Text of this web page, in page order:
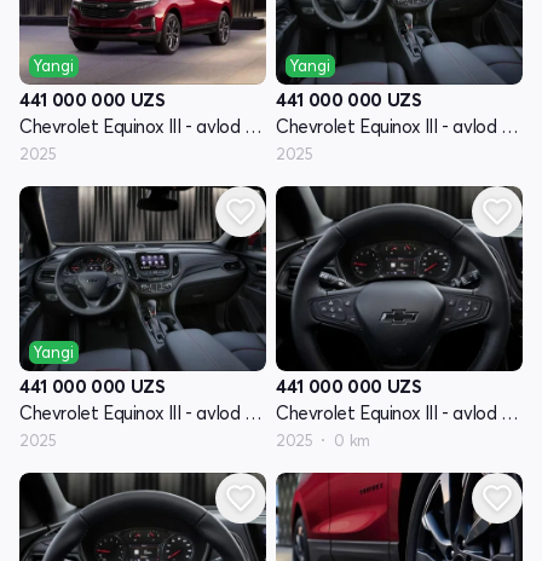
Yangi
441 000 000 UZS
Chevrolet Equinox III - avlod restyling
2025
Yangi
441 000 000 UZS
Chevrolet Equinox III - avlod restyling
2025
Yangi
441 000 000 UZS
Chevrolet Equinox III - avlod restyling
2025
441 000 000 UZS
Chevrolet Equinox III - avlod restyling
2025 0 km